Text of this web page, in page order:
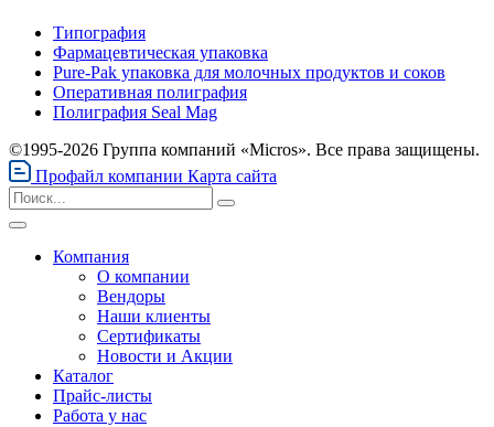
Типография
Фармацевтическая упаковка
Pure-Pak упаковка для молочных продуктов и соков
Оперативная полиграфия
Полиграфия Seal Mag
©1995-2026 Группа компаний «Micros». Все права защищены.
Профайл компании Карта сайта
Компания
О компании
Вендоры
Наши клиенты
Сертификаты
Новости и Акции
Каталог
Прайс-листы
Работа у нас